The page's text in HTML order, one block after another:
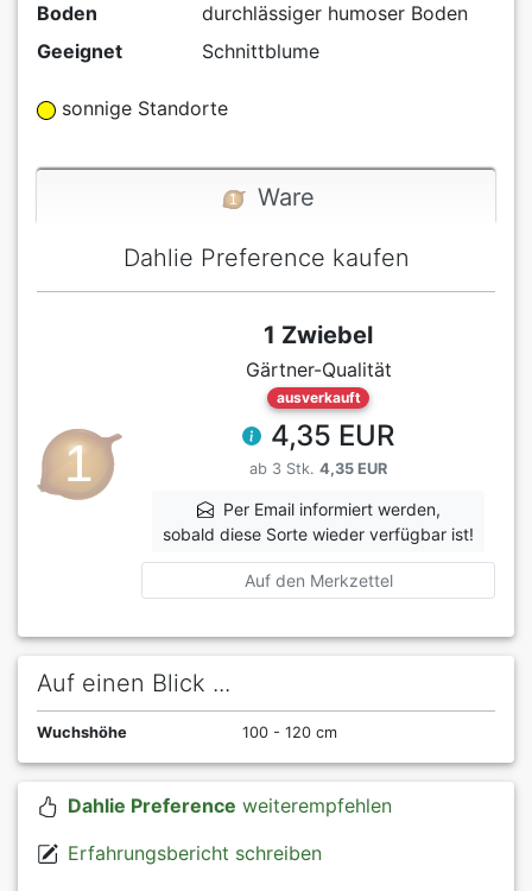
Boden
durchlässiger humoser Boden
Geeignet
Schnittblume
sonnige Standorte
Ware
Dahlie Preference kaufen
1 Zwiebel
Gärtner-Qualität
ausverkauft
4,35 EUR
ab 3 Stk. 4,35 EUR
Per Email informiert werden,
sobald diese Sorte wieder verfügbar ist!
Auf den Merkzettel
Auf einen Blick ...
Wuchshöhe 100 - 120 cm
Dahlie Preference weiterempfehlen
Erfahrungsbericht schreiben